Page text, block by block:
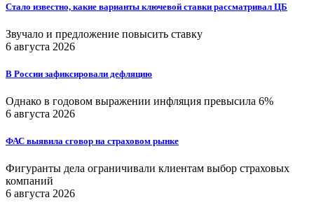
Стало известно, какие варианты ключевой ставки рассматривал ЦБ
Звучало и предложение повысить ставку
6 августа 2026
В России зафиксировали дефляцию
Однако в годовом выражении инфляция превысила 6%
6 августа 2026
ФАС выявила сговор на страховом рынке
Фигуранты дела ограничивали клиентам выбор страховых
компаний
6 августа 2026